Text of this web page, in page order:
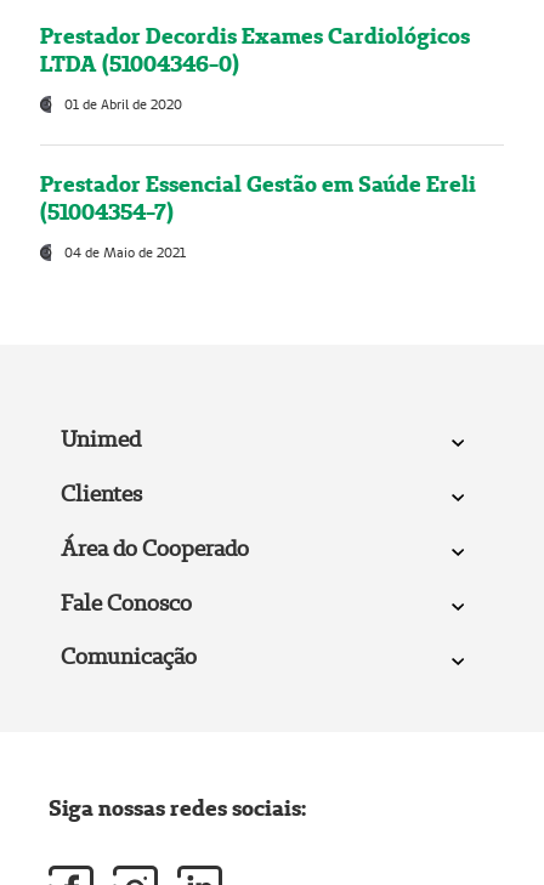
Prestador Decordis Exames Cardiológicos
LTDA (51004346-0)
01 de Abril de 2020
Prestador Essencial Gestão em Saúde Ereli
(51004354-7)
04 de Maio de 2021
Unimed
Clientes
Área do Cooperado
Fale Conosco
Comunicação
Siga nossas redes sociais: